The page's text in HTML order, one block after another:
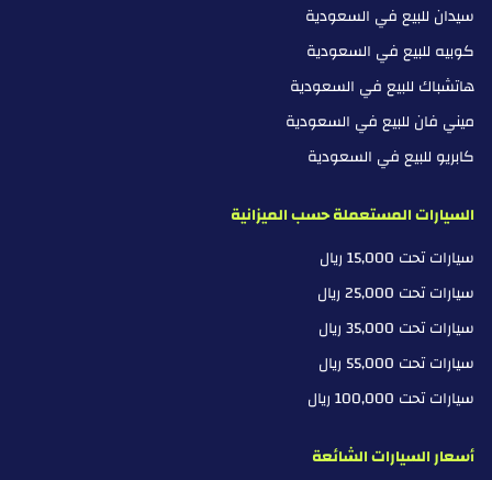
سيدان للبيع في السعودية
كوبيه للبيع في السعودية
هاتشباك للبيع في السعودية
ميني فان للبيع في السعودية
كابريو للبيع في السعودية
السيارات المستعملة حسب الميزانية
سيارات تحت 15,000 ريال
سيارات تحت 25,000 ريال
سيارات تحت 35,000 ريال
سيارات تحت 55,000 ريال
سيارات تحت 100,000 ريال
أسعار السيارات الشائعة